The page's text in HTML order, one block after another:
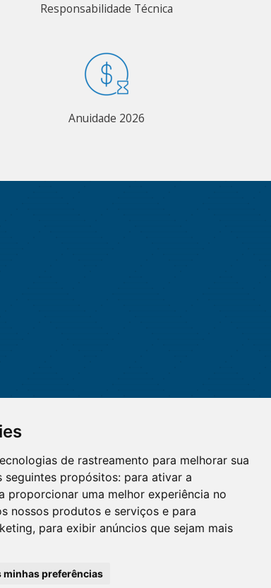
de rastreamento para melhorar sua
seguintes propósitos: para ativar a
proporcionar uma melhor experiência no
nossos produtos e serviços e para
, para exibir anúncios que sejam mais
minhas preferências
Responsabilidade Técnica
Anuidade 2026
O WhatsApp é o principal canal
de atendimento do Coren-DF.